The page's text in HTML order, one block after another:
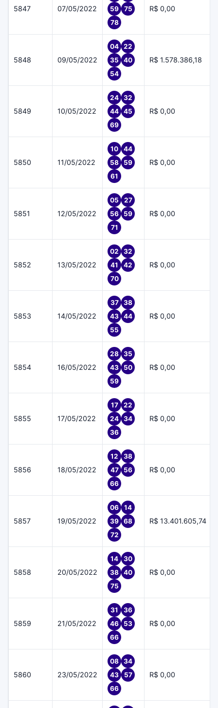
5847 07/05/2022
59
75
78
R$ 0,00
5848 09/05/2022
04
22
35
40
54
R$ 1.578.386,18
5849 10/05/2022
24
32
44
45
69
R$ 0,00
5850 11/05/2022
10
44
58
59
61
R$ 0,00
5851 12/05/2022
05
27
56
59
71
R$ 0,00
5852 13/05/2022
02
32
41
42
70
R$ 0,00
5853 14/05/2022
37
38
43
44
55
R$ 0,00
5854 16/05/2022
28
35
43
50
59
R$ 0,00
5855 17/05/2022
17
22
24
34
36
R$ 0,00
5856 18/05/2022
12
38
47
56
66
R$ 0,00
5857 19/05/2022
06
14
39
68
72
R$ 13.401.605,74
5858 20/05/2022
14
30
38
40
75
R$ 0,00
5859 21/05/2022
31
36
46
53
66
R$ 0,00
5860 23/05/2022
08
34
43
57
66
R$ 0,00